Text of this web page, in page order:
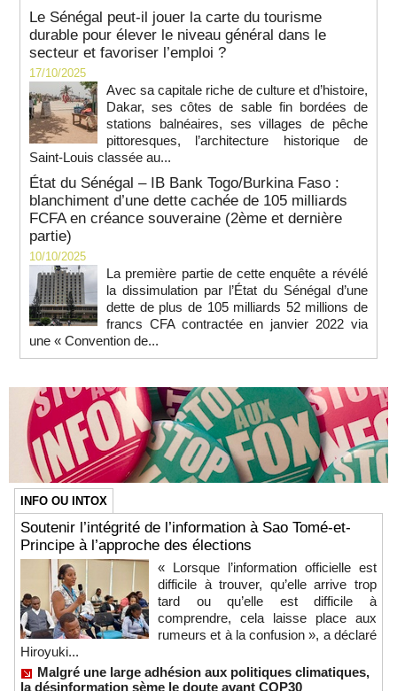
Le Sénégal peut-il jouer la carte du tourisme
durable pour élever le niveau général dans le
secteur et favoriser l’emploi ?
17/10/2025
Avec sa capitale riche de culture et d’histoire,
Dakar, ses côtes de sable fin bordées de
stations balnéaires, ses villages de pêche
pittoresques, l’architecture historique de
Saint-Louis classée au...
État du Sénégal – IB Bank Togo/Burkina Faso :
blanchiment d’une dette cachée de 105 milliards
FCFA en créance souveraine (2ème et dernière
partie)
10/10/2025
La première partie de cette enquête a révélé
la dissimulation par l’État du Sénégal d’une
dette de plus de 105 milliards 52 millions de
francs CFA contractée en janvier 2022 via
une « Convention de...
INFO OU INTOX
Soutenir l’intégrité de l’information à Sao Tomé-et-
Principe à l’approche des élections
« Lorsque l’information officielle est
difficile à trouver, qu’elle arrive trop
tard ou qu’elle est difficile à
comprendre, cela laisse place aux
rumeurs et à la confusion », a déclaré
Hiroyuki...
Malgré une large adhésion aux politiques climatiques,
la désinformation sème le doute avant COP30